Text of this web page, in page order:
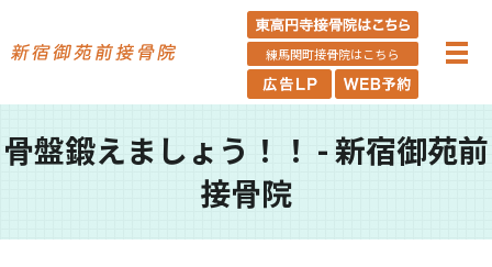
練馬関町接骨院はこちら
骨盤鍛えましょう！！ - 新宿御苑前
接骨院